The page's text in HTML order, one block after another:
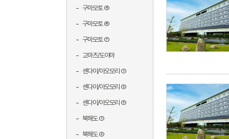
구마모토 ⑤
구마모토 ⑥
구마모토 ⑦
고마츠/도야마
센다이/아오모리 ①
센다이/아오모리 ②
센다이/아오모리 ③
북해도 ①
북해도 ②